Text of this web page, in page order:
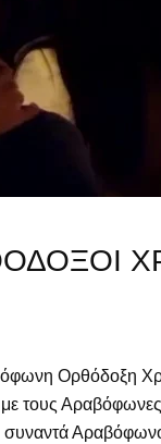
Ορθόδοξη
με τους